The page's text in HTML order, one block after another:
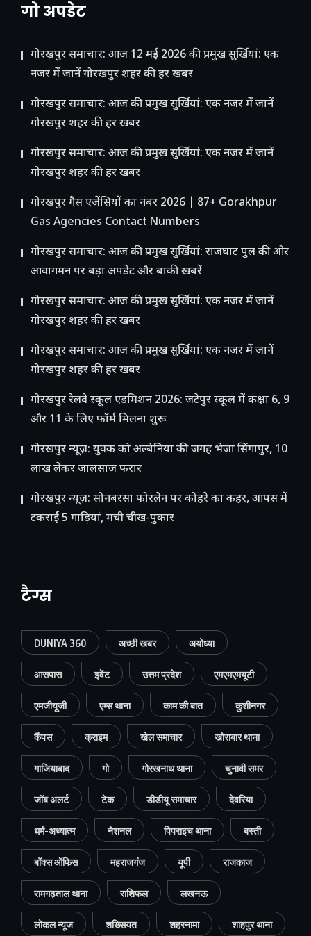
गो अपडेट
गोरखपुर समाचार: आज 12 मई 2026 की प्रमुख सुर्खियां: एक
नजर में जानें गोरखपुर शहर की हर खबर
गोरखपुर समाचार: आज की प्रमुख सुर्खियां: एक नजर में जानें
गोरखपुर शहर की हर खबर
गोरखपुर समाचार: आज की प्रमुख सुर्खियां: एक नजर में जानें
गोरखपुर शहर की हर खबर
गोरखपुर गैस एजेंसियों का नंबर 2026 | 87+ Gorakhpur
Gas Agencies Contact Numbers
गोरखपुर समाचार: आज की प्रमुख सुर्खियां: राजघाट पुल की ओर
आवागमन पर बड़ा अपडेट और बाकी खबरें
गोरखपुर समाचार: आज की प्रमुख सुर्खियां: एक नजर में जानें
गोरखपुर शहर की हर खबर
गोरखपुर समाचार: आज की प्रमुख सुर्खियां: एक नजर में जानें
गोरखपुर शहर की हर खबर
गोरखपुर रेलवे स्कूल एडमिशन 2026: जटेपुर स्कूल में कक्षा 6, 9
और 11 के लिए फॉर्म मिलना शुरू
गोरखपुर न्यूज़: युवक को अल्बेनिया की जगह भेजा सिंगापुर, 10
लाख लेकर जालसाज फरार
गोरखपुर न्यूज़: सोनबरसा फोरलेन पर कोहरे का कहर, आपस में
टकराईं 5 गाड़ियां, मची चीख-पुकार
टैग्स
DUNIYA 360 अच्छी खबर अयोध्या
आसपास इवेंट उत्तम प्रदेश एमएमएमयूटी
एमजीयूजी एम्स थाना काम की बात कुशीनगर
कैंपस क्राइम खेल समाचार खोराबार थाना
गाजियाबाद गो गोरखनाथ थाना चुनावी समर
जॉब अलर्ट टेक डीडीयू समाचार देवरिया
धर्म-अध्यात्म नेशनल पिपराइच थाना बस्ती
बॉक्स ऑफिस महराजगंज यूपी राजकाज
रामगढ़ताल थाना राशिफल लखनऊ
लोकल न्यूज शख्सियत शहरनामा शाहपुर थाना